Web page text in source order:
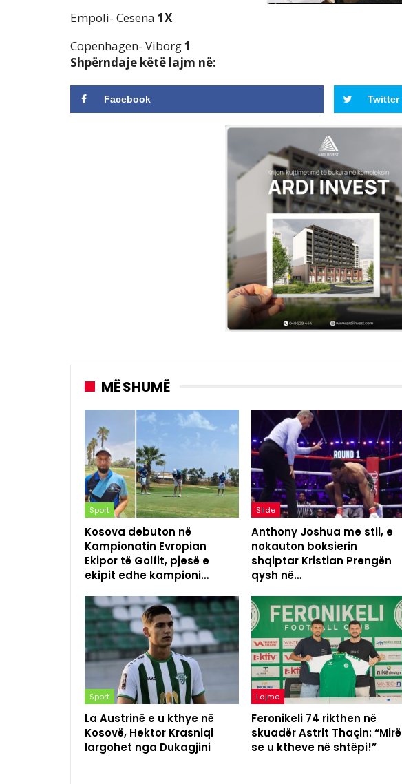
Empoli- Cesena 1X
Copenhagen- Viborg1
Shpërndaje këtë lajm në:
Facebook Twitter
MË SHUMË
Sport
Kosova debuton në
Kampionatin Evropian
Ekipor të Golfit, pjesë e
ekipit edhe kampioni…
Slide
Anthony Joshua me stil, e
nokauton boksierin
shqiptar Kristian Prengën
qysh në…
Sport
La Austrinë e u kthye në
Kosovë, Hektor Krasniqi
largohet nga Dukagjini
Lajme
Feronikeli 74 rikthen në
skuadër Astrit Thaçin: “Mirë
se u ktheve në shtëpi!”